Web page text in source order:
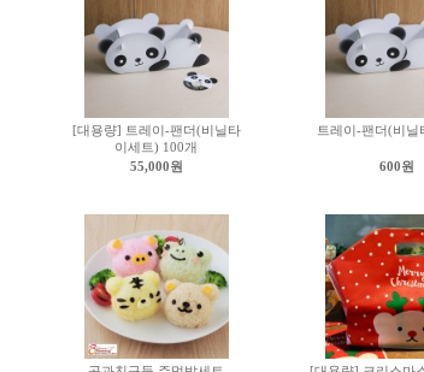
[대용량] 트레이-팬더(비닐타
이세트) 100개
55,000원
트레이-팬더(비닐
600원